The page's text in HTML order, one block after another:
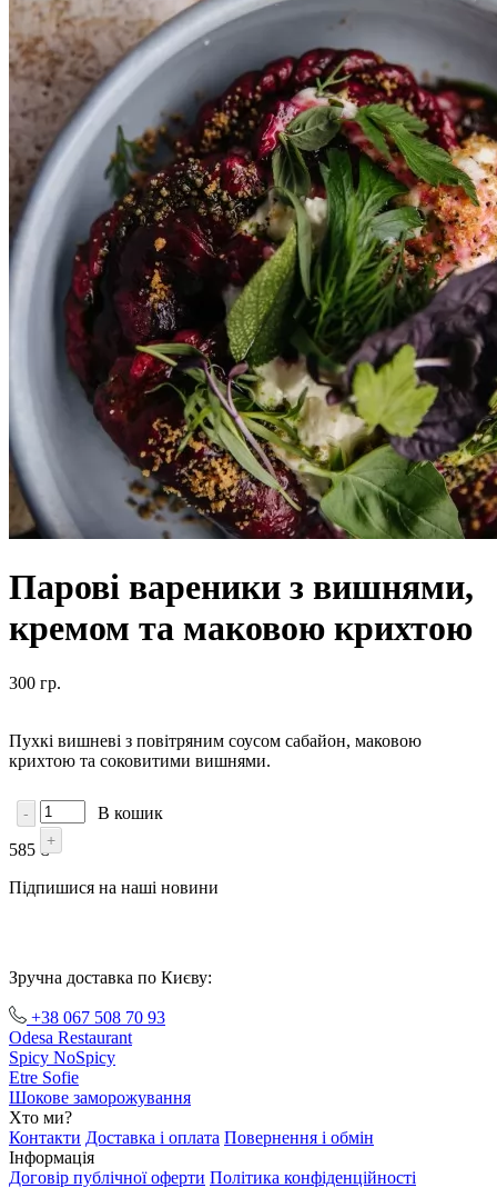
Парові вареники з вишнями,
кремом та маковою крихтою
300 гр.
Пухкі вишневі з повітряним соусом сабайон, маковою
крихтою та соковитими вишнями.
-
+
В кошик
585 ₴
Підпишися на наші новини
Зручна доставка по Києву:
+38 067 508 70 93
Odesa Restaurant
Spicy NoSpicy
Etre Sofie
Шокове заморожування
Хто ми?
Контакти Доставка і оплата Повернення і обмін
Інформація
Договір публічної оферти Політика конфіденційності